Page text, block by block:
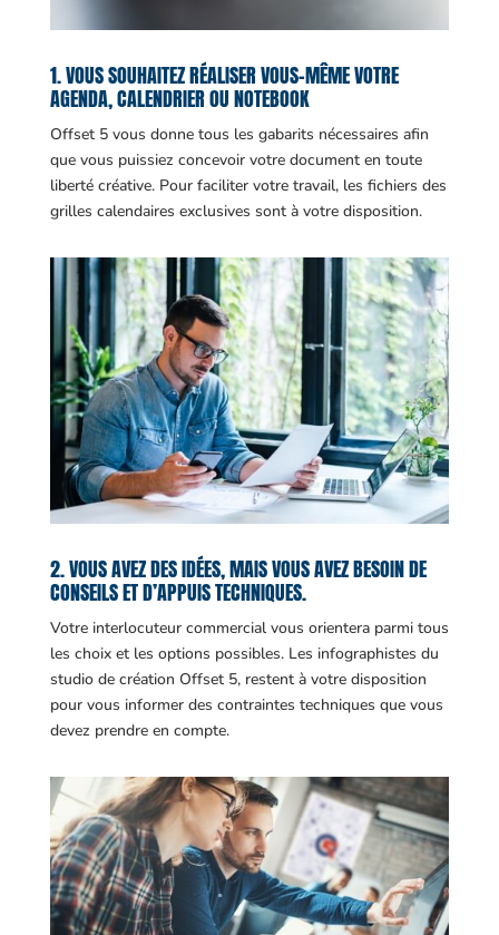
1. VOUS SOUHAITEZ RÉALISER VOUS-MÊME VOTRE
AGENDA, CALENDRIER OU NOTEBOOK
Offset 5 vous donne tous les gabarits nécessaires afin
que vous puissiez concevoir votre document en toute
liberté créative. Pour faciliter votre travail, les fichiers des
grilles calendaires exclusives sont à votre disposition.
2. VOUS AVEZ DES IDÉES, MAIS VOUS AVEZ BESOIN DE
CONSEILS ET D’APPUIS TECHNIQUES.
Votre interlocuteur commercial vous orientera parmi tous
les choix et les options possibles. Les infographistes du
studio de création Offset 5, restent à votre disposition
pour vous informer des contraintes techniques que vous
devez prendre en compte.